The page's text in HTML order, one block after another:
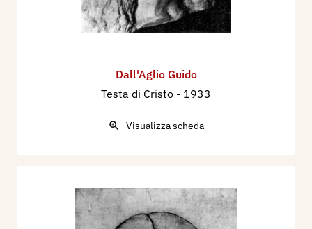
Dall'Aglio Guido
Testa di Cristo - 1933
Visualizza scheda